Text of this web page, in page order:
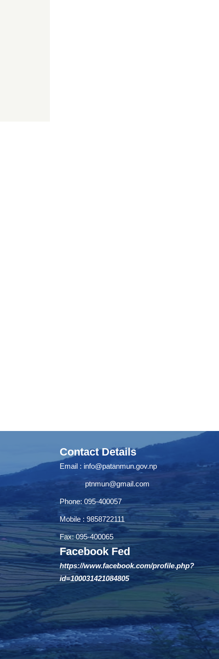
Contact Details
Email : info@patanmun.gov.np
ptnmun@gmail.com
Phone: 095-400057
Mobile : 9858722111
Fax: 095-400065
Facebook Fed
https://www.facebook.com/profile.php?
id=100031421084805